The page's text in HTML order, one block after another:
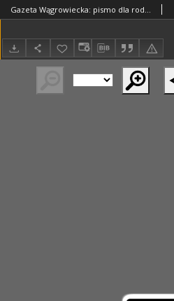
Gazeta Wągrowiecka: pismo dla rodzin polskich 1923.05.26 R.3 Nr42